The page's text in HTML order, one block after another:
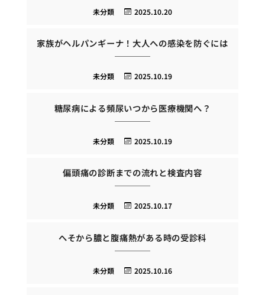
2025.10.20
未分類
家族がヘルパンギーナ！大人への感染を防ぐには
2025.10.19
未分類
糖尿病による頻尿いつから医療機関へ？
2025.10.19
未分類
偏頭痛の診断までの流れと検査内容
2025.10.17
未分類
へそから膿と腹痛熱がある時の受診科
2025.10.16
未分類